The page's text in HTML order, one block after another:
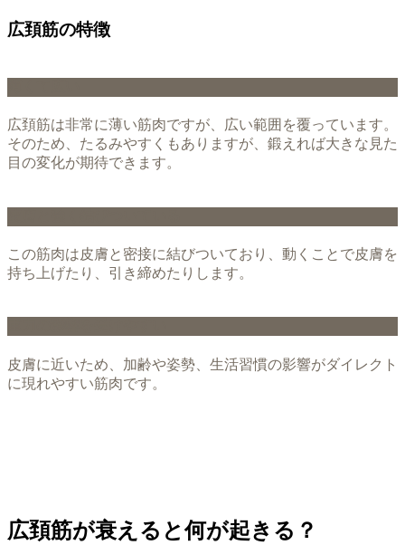
広頚筋の特徴
広頚筋は非常に薄い筋肉ですが、広い範囲を覆っています。
そのため、たるみやすくもありますが、鍛えれば大きな見た
目の変化が期待できます。
この筋肉は皮膚と密接に結びついており、動くことで皮膚を
持ち上げたり、引き締めたりします。
皮膚に近いため、加齢や姿勢、生活習慣の影響がダイレクト
に現れやすい筋肉です。
広頚筋が衰えると何が起きる？